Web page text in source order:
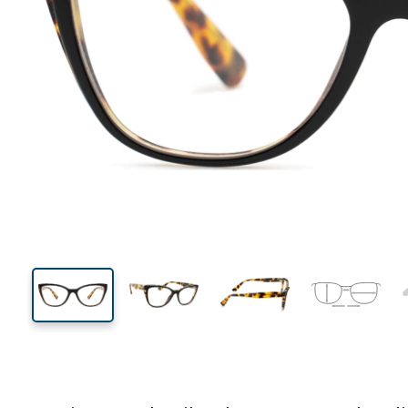
130 mm
Breedte
41 mm
Glashoogte
54 mm
Glasbreedte